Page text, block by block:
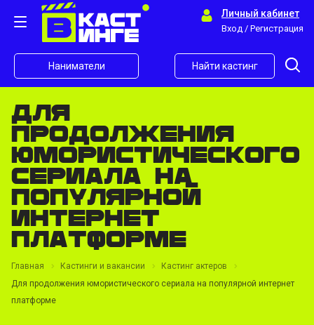
Личный кабинет
Вход / Регистрация
Наниматели Найти кастинг
Для
продолжения
юмористического
сериала на
популярной
интернет
платформе
Главная Кастинги и вакансии
Кастинг актеров
Для продолжения юмористического сериала на популярной интернет
платформе